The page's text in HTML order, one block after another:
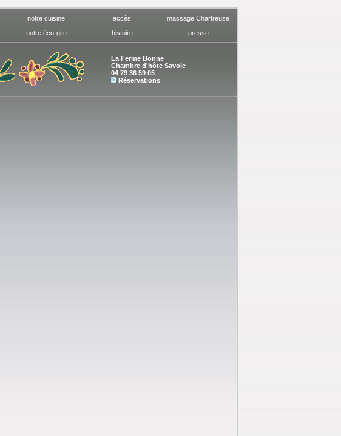
notre cuisine accès
massage Chartreuse
notre éco-gite histoire presse
La Ferme Bonne
Chambre d'hôte Savoie
04 79 36 59 05
Réservations